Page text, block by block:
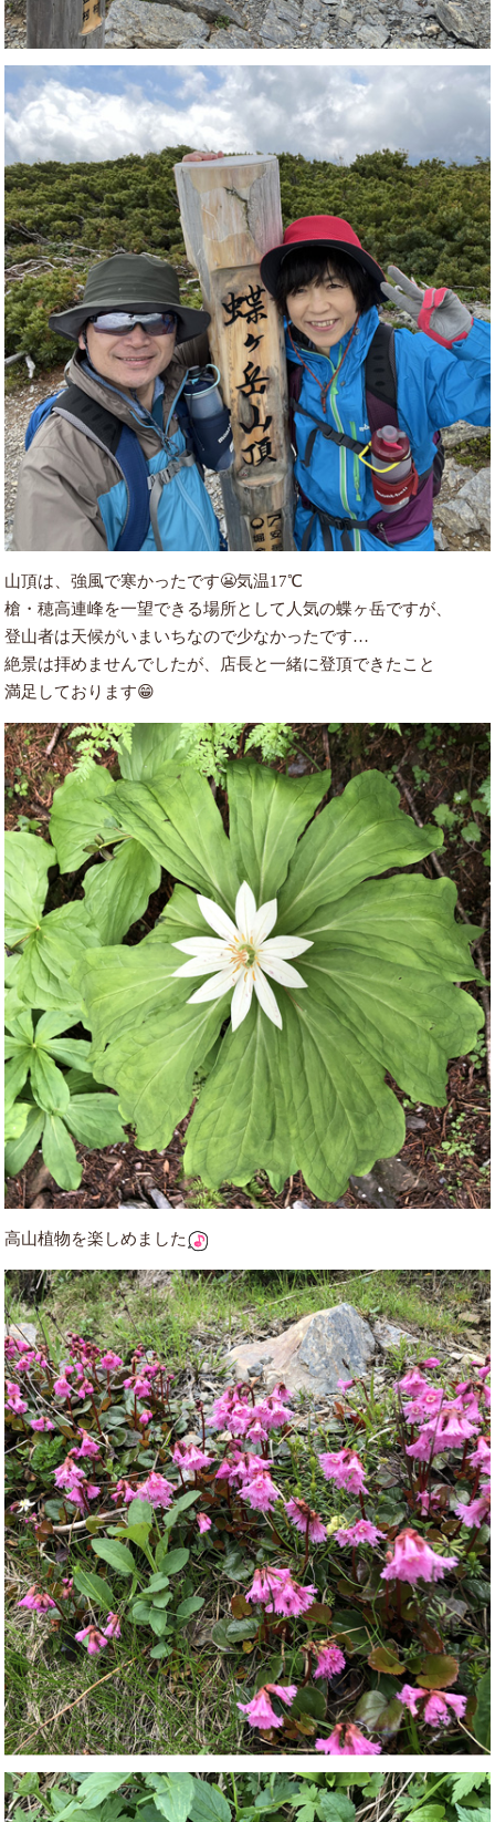
山頂は、強風で寒かったです😬気温17℃
槍・穂高連峰を一望できる場所として人気の蝶ヶ岳ですが、
登山者は天候がいまいちなので少なかったです…
絶景は拝めませんでしたが、店長と一緒に登頂できたこと
満足しております😁
高山植物を楽しめました